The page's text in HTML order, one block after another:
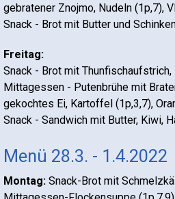
gebratener Znojmo, Nudeln (1p,7),
Snack - Brot mit Butter und
Freitag:
Snack - Brot mit
Mittagessen - Putenbrühe mit
gekochtes Ei, Kartoffel (1p,3,7),
Snack - Sandwich mit Butter, Kiwi,
Menü 28.3. - 1.4.2022
Montag: Snack-Brot mit